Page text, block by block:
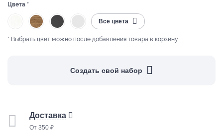
Цвета *
Все цвета
* Выбрать цвет можно после добавления товара в корзину
Создать свой набор
Доставка
От 350 ₽